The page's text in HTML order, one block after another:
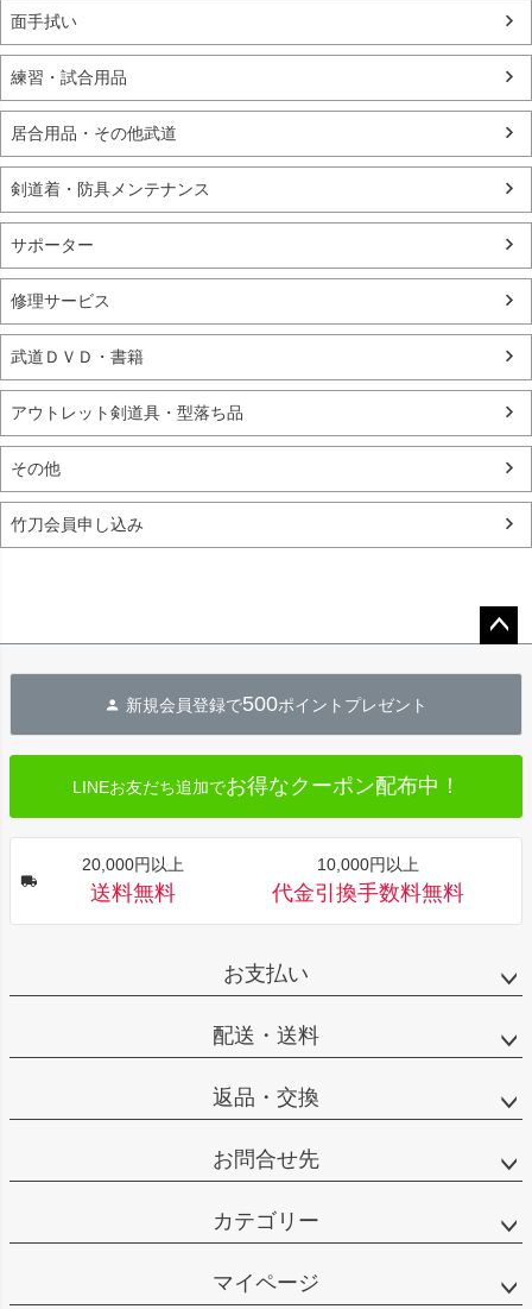
面手拭い
練習・試合用品
居合用品・その他武道
剣道着・防具メンテナンス
サポーター
修理サービス
武道ＤＶＤ・書籍
アウトレット剣道具・型落ち品
その他
竹刀会員申し込み
へ
新規会員登録で500ポイントプレゼント
LINEお友だち追加でお得なクーポン配布中！
20,000円以上
送料無料
10,000円以上
代金引換手数料無料
お支払い
配送・送料
返品・交換
お問合せ先
カテゴリー
マイページ